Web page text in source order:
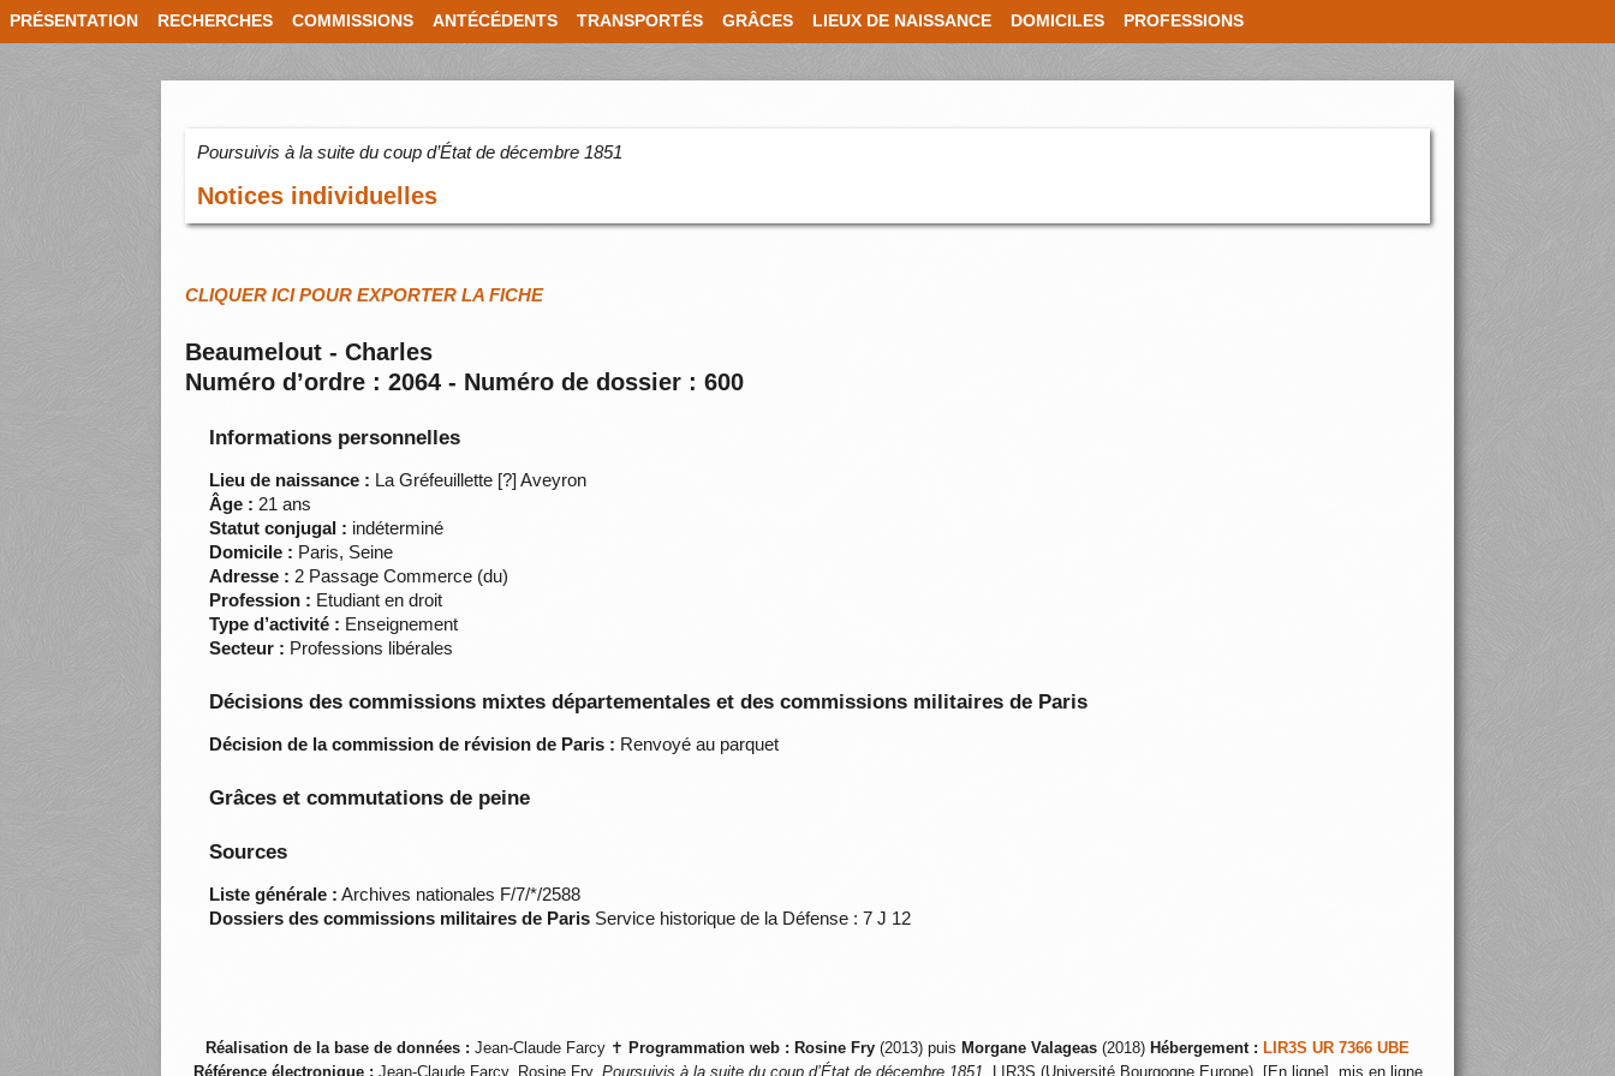
PRÉSENTATION RECHERCHES COMMISSIONS ANTÉCÉDENTS TRANSPORTÉS GRÂCES LIEUX DE NAISSANCE DOMICILES PROFESSIONS
Poursuivis à la suite du coup d’État de décembre 1851
Notices individuelles
CLIQUER ICI POUR EXPORTER LA FICHE
Beaumelout - Charles
Numéro d’ordre : 2064 - Numéro de dossier : 600
Informations personnelles
Lieu de naissance : La Gréfeuillette [?] Aveyron
Âge : 21 ans
Statut conjugal : indéterminé
Domicile : Paris, Seine
Adresse : 2 Passage Commerce (du)
Profession : Etudiant en droit
Type d’activité : Enseignement
Secteur : Professions libérales
Décisions des commissions mixtes départementales et des commissions militaires de Paris
Décision de la commission de révision de Paris : Renvoyé au parquet
Grâces et commutations de peine
Sources
Liste générale : Archives nationales F/7/*/2588
Dossiers des commissions militaires de Paris Service historique de la Défense : 7 J 12
Réalisation de la base de données : Jean-Claude Farcy ✝ Programmation web : Rosine Fry (2013) puis Morgane Valageas (2018) Hébergement : LIR3S UR 7366 UBE
Référence électronique : Jean-Claude Farcy, Rosine Fry, Poursuivis à la suite du coup d’État de décembre 1851 , LIR3S (Université Bourgogne Europe), [En ligne], mis en ligne